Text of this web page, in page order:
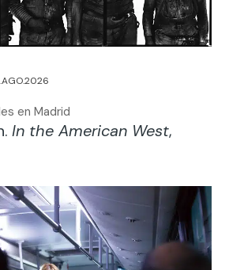
en Madrid
In the American West,